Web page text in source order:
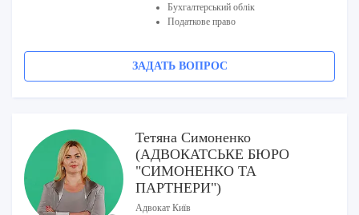
Бухгалтерський облік
Податкове право
ЗАДАТЬ ВОПРОС
Тетяна Симоненко
(АДВОКАТСЬКЕ БЮРО
"СИМОНЕНКО ТА
ПАРТНЕРИ")
Адвокат Київ